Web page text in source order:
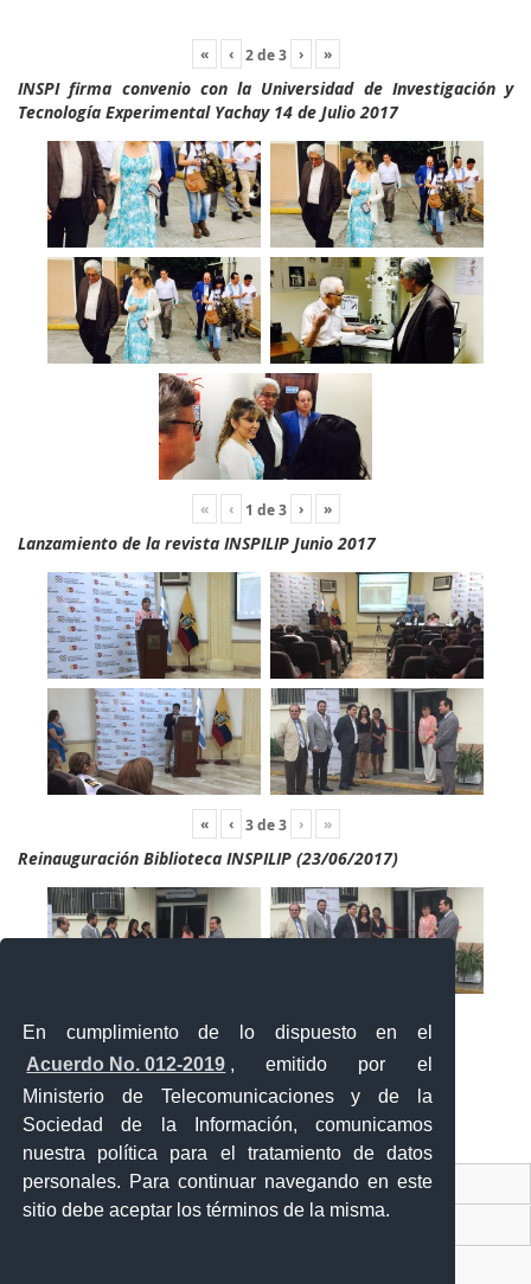
En cumplimiento de lo dispuesto en el
Acuerdo No. 012-2019 , emitido por el
Ministerio de Telecomunicaciones y de la
Sociedad de la Información, comunicamos
nuestra política para el tratamiento de datos
personales. Para continuar navegando en este
sitio debe aceptar los términos de la misma.
« ‹ 2de3 › »
INSPI firma convenio con la Universidad de Investigación y
Tecnología Experimental Yachay 14 de Julio 2017
« ‹ 1 de3 › »
Lanzamiento de la revista INSPILIP Junio 2017
« ‹ 3de3 › »
Reinauguración Biblioteca INSPILIP (23/06/2017)
Contacto Ciudadano Digital